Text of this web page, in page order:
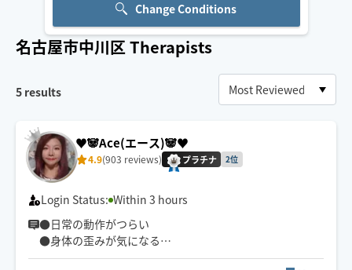
Change Conditions
名古屋市中川区Therapists
5 results
♥️🐼Ace(エース)🐼♥️
4.9(903 reviews) プラチナ 2位
Login Status: Within 3 hours
●日常の動作がつらい
●身体の歪みが気になる
●趣味や仕事のパフォーマンスを良くしたい